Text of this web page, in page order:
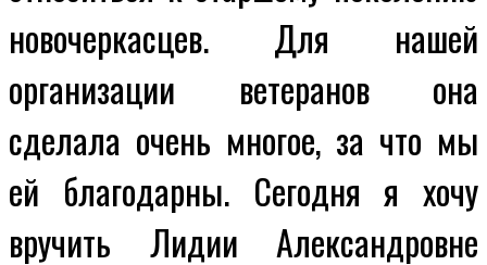
новочеркасцев. Для нашей
организации ветеранов она
сделала очень многое, за что мы
ей благодарны. Сегодня я хочу
вручить Лидии Александровне